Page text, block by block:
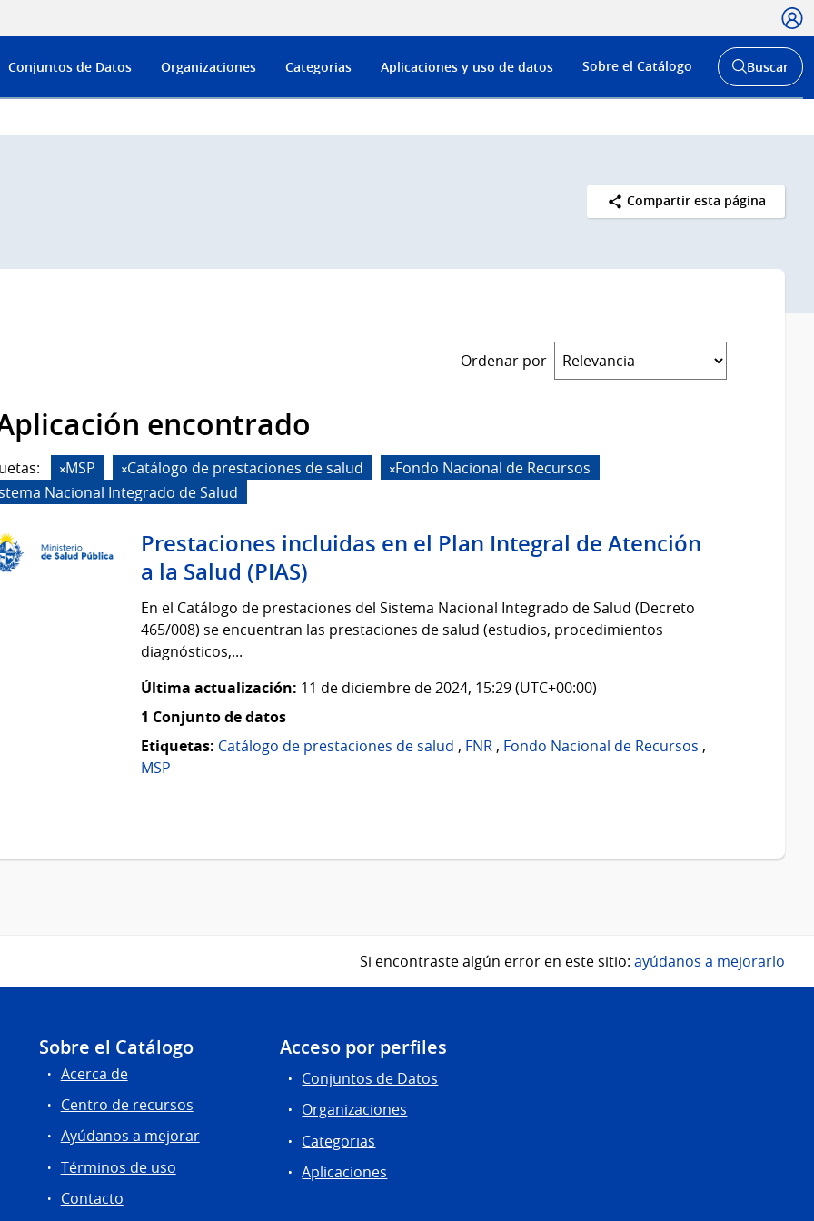
Menú
de
Conjuntos de Datos Organizaciones Categorias Aplicaciones y uso de datos Sobre el Catálogo
Abrir
buscador
Buscar
Compartir esta página
Ordenar por
encontrado
MSP Catálogo de prestaciones de salud
Fondo Nacional de Recursos
Nacional Integrado de Salud
Prestaciones incluidas en el Plan Integral de Atención
a la Salud (PIAS)
En el Catálogo de prestaciones del Sistema Nacional Integrado de Salud (Decreto
465/008) se encuentran las prestaciones de salud (estudios, procedimientos
diagnósticos,...
Última actualización: 11 de diciembre de 2024, 15:29 (UTC+00:00)
1 Conjunto de datos
Etiquetas: Catálogo de prestaciones de salud , FNR , Fondo Nacional de Recursos ,
MSP
Si encontraste algún error en este sitio: ayúdanos a mejorarlo
Sobre el Catálogo
Acerca de
Centro de recursos
Ayúdanos a mejorar
Términos de uso
Contacto
Acceso por perfiles
Conjuntos de Datos
Organizaciones
Categorias
Aplicaciones